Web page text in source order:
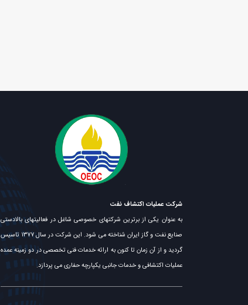
شرکت عملیات اکتشاف نفت
به عنوان یکی از برترین شرکتهای خصوصی شاغل در فعالیتهای بالادستی
صنایع نفت و گاز ایران شناخته می شود. این شرکت در سال ۱۳۷۷ تاسیس
گردید و از آن زمان تا کنون به ارائه خدمات فنی تخصصی در دو زمینه عمده
عملیات اکتشافی و خدمات جانبی یکپارچه حفاری می پردازد.